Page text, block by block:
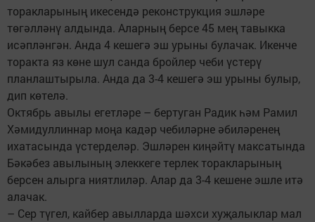
торакларының икесендә реконструкция эшләре
төгәлләнү алдында. Аларның берсе 45 мең тавыкка
исәпләнгән. Анда 4 кешегә эш урыны булачак. Икенче
торакта яз көне шул санда бройлер чеби үстерү
планлаштырыла. Анда да 3-4 кешегә эш урыны булыр,
дип көтелә.
Октябрь авылы егетләре – бертуган Радик һәм Рамил
Хәмидуллиннар моңа кадәр чебиләрне әбиләренең
ихатасында үстерделәр. Эшләрен киңәйтү максатында
Бәкәбез авылының элеккеге терлек торакларының
берсен алырга ниятлиләр. Алар да 3-4 кешене эшле итә
алачак.
– Сер түгел, кайбер авылларда шәхси хуҗалыклар мал